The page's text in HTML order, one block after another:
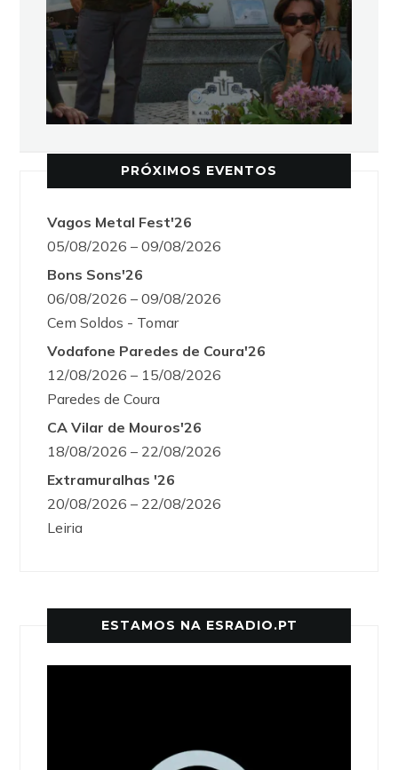
PRÓXIMOS EVENTOS
Vagos Metal Fest'26
05/08/2026 – 09/08/2026
Bons Sons'26
06/08/2026 – 09/08/2026
Cem Soldos - Tomar
Vodafone Paredes de Coura'26
12/08/2026 – 15/08/2026
Paredes de Coura
CA Vilar de Mouros'26
18/08/2026 – 22/08/2026
Extramuralhas '26
20/08/2026 – 22/08/2026
Leiria
ESTAMOS NA ESRADIO.PT